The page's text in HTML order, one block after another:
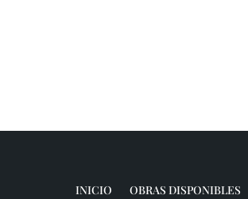
INICIO OBRAS DISPONIBLES